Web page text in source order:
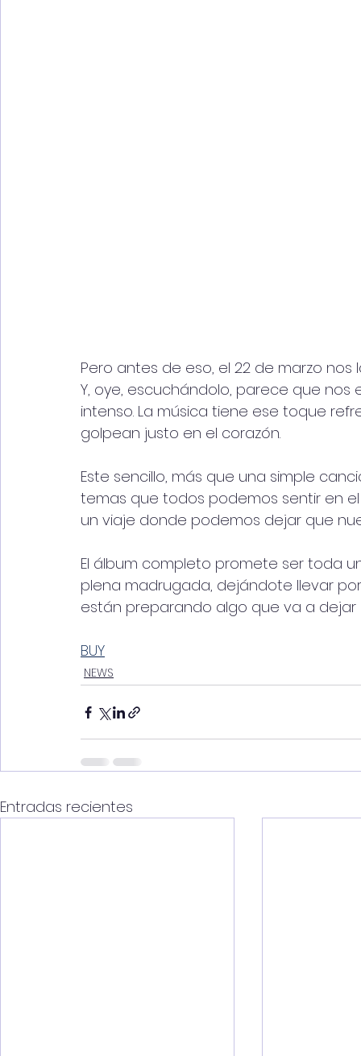
Pero antes de eso, el 22 de marzo
Y, oye, escuchándolo, parece que
intenso. La música tiene ese toque
golpean justo en el corazón.
Este sencillo, más que una simple
temas que todos podemos sentir en
un viaje donde podemos dejar que
El álbum completo promete ser toda
plena madrugada, dejándote llevar
están preparando algo que va a dejar
BUY
NEWS
Entradas recientes